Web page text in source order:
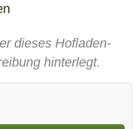
dieses Hofladen-
hinterlegt.